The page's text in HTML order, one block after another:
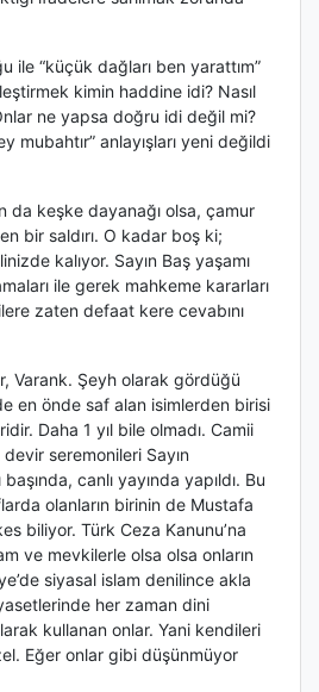
ile “küçük dağları ben yarattım”
kimin haddine idi? Nasıl
ne yapsa doğru idi değil mi?
mubahtır” anlayışları yeni değildi
da keşke dayanağı olsa, çamur
bir saldırı. O kadar boş ki;
kalıyor. Sayın Baş yaşamı
ile gerek mahkeme kararları
zaten defaat kere cevabını
Varank. Şeyh olarak gördüğü
en önde saf alan isimlerden birisi
Daha 1 yıl bile olmadı. Camii
seremonileri Sayın
canlı yayında yapıldı. Bu
olanların birinin de Mustafa
biliyor. Türk Ceza Kanunu’na
ve mevkilerle olsa olsa onların
siyasal islam denilince akla
her zaman dini
kullanan onlar. Yani kendileri
Eğer onlar gibi düşünmüyor